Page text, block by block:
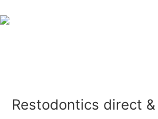
Restodontics direct